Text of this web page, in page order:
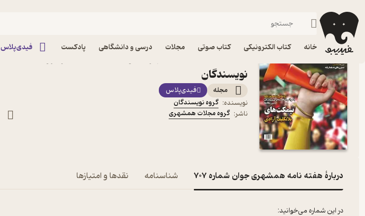
خانه کتاب الکترونیکی کتاب صوتی مجلات درسی و دانشگاهی پادکست فیدی‌پلاس
فیدیبو مجله و نشریه
نویسندگان
مجله
فیدی‌پلاس
نویسنده: گروه نویسندگان
ناشر: گروه مجلات همشهری
دربارۀ هفته نامه همشهری جوان شماره 707 شناسنامه نقدها و امتیازها